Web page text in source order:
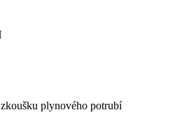
plynového potrubí